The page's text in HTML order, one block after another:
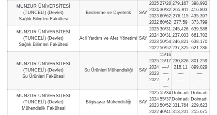
MUNZUR ÜNİVERSİTESİ
(TUNCELİ) (Devlet)
Sağlık Bilimleri Fakültesi
Beslenme ve Diyetetik SAY
2025
2024
2023
2022
27/28
30/32
60/62
60/62
279,167
265,811
276,115
277,59
398.992
416.803
435.397
373.799
MUNZUR ÜNİVERSİTESİ
(TUNCELİ) (Devlet)
Sağlık Bilimleri Fakültesi
Acil Yardım ve Afet Yönetimi SAY
2025
2024
2023
2022
30/31
30/31
50/54
50/52
245,426
237,003
246,821
237,325
639.588
661.702
638.170
621.286
MUNZUR ÜNİVERSİTESİ
(TUNCELİ) (Devlet)
Su Ürünleri Fakültesi
Su Ürünleri Mühendisliği SAY
2025
2024
2023
2022
15/16
15/17
—-/
—-
—-/
—-
230,826
218,11
—-
—-
801.259
899.029
—-
—-
MUNZUR ÜNİVERSİTESİ
(TUNCELİ) (Devlet)
Mühendislik Fakültesi
Bilgisayar Mühendisliği SAY
2025
2024
2023
2022
55/34
55/37
50/52
40/41
Dolmadı
Dolmadı
331,764
313,201
Dolmadı
Dolmadı
229.623
255.675